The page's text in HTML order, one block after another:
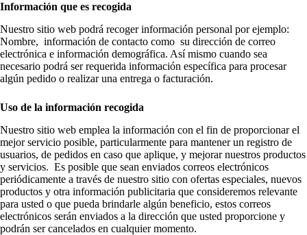
Información que es recogida
Nuestro sitio web podrá recoger información personal por ejemplo:
Nombre, información de contacto como su dirección de correo
electrónica e información demográfica. Así mismo cuando sea
necesario podrá ser requerida información específica para procesar
algún pedido o realizar una entrega o facturación.
Uso de la información recogida
Nuestro sitio web emplea la información con el fin de proporcionar el
mejor servicio posible, particularmente para mantener un registro de
usuarios, de pedidos en caso que aplique, y mejorar nuestros productos
y servicios. Es posible que sean enviados correos electrónicos
periódicamente a través de nuestro sitio con ofertas especiales, nuevos
productos y otra información publicitaria que consideremos relevante
para usted o que pueda brindarle algún beneficio, estos correos
electrónicos serán enviados a la dirección que usted proporcione y
podrán ser cancelados en cualquier momento.